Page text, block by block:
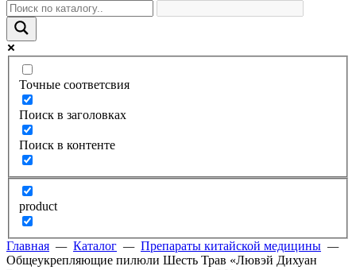
Точные соответсвия
Поиск в заголовках
Поиск в контенте
product
Главная — Каталог — Препараты китайской медицины —
Общеукрепляющие пилюли Шесть Трав «Лювэй Дихуан